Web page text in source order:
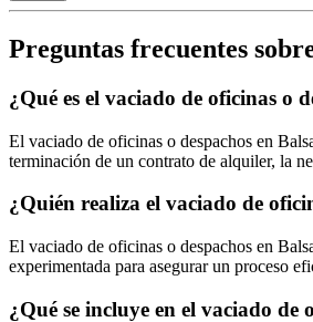
Preguntas frecuentes
¿Qué es el vaciado de oficinas o
El vaciado de oficinas o despachos en
terminación de un contrato de alquiler, la
¿Quién realiza el vaciado de
El vaciado de oficinas o despachos en
experimentada para asegurar un proceso
¿Qué se incluye en el vaciado de